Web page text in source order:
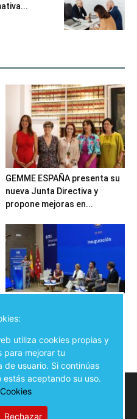
GEMME ESPAÑA presenta su
nueva Junta Directiva y
propone mejoras en...
Inauguración del V Simposio
utiliza cookies propias y
para mejorar tu
de usuario. Si continúas
estás aceptando su uso.
Rechazar